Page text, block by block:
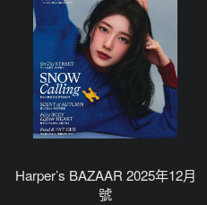
Harper’s BAZAAR 2025年12月
號